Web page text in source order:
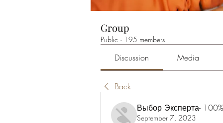
Group
Public · 195 members
Discussion Media
Back
Выбор Эксперта-
September 7, 2023